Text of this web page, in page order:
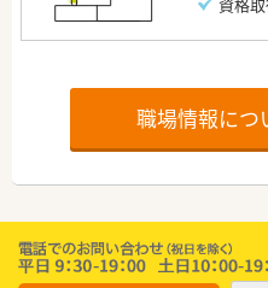
職場情報につ